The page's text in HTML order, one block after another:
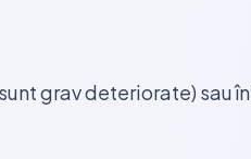
grav deteriorate) sau